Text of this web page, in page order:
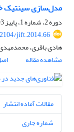
مدل‌سازی سینتیک
دوره 2، شماره 1، پاییز 1393، صفحه
jift.2014.66
هادی باقری،
مشاهده مقاله
مقالات آماده انتشار
شماره جاری